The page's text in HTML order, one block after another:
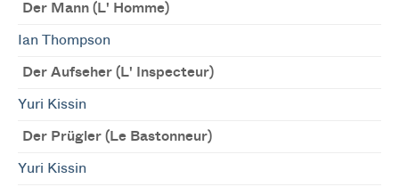
Der Mann (L' Homme)
Ian Thompson
Der Aufseher (L' Inspecteur)
Yuri Kissin
Der Prügler (Le Bastonneur)
Yuri Kissin